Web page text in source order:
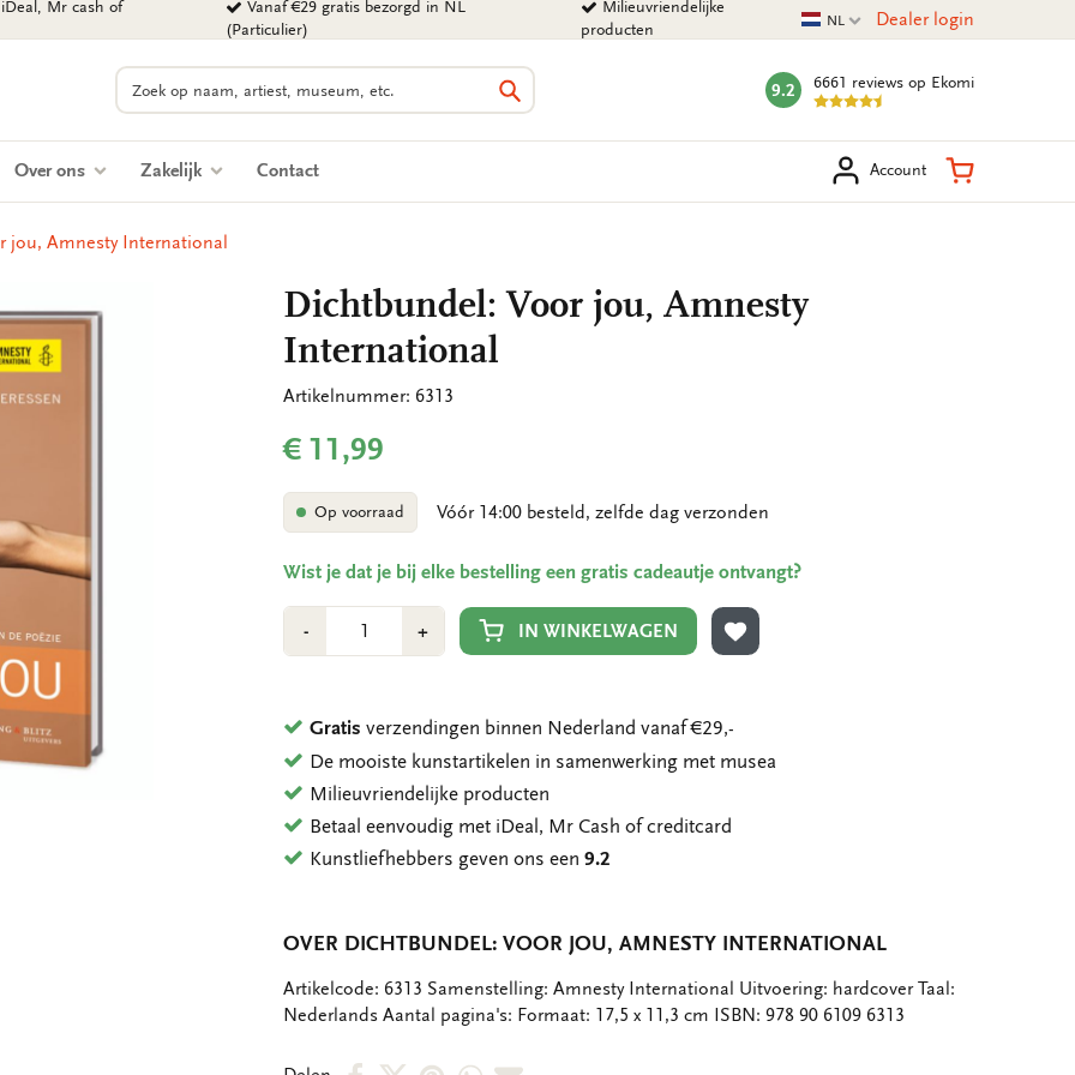
Mr cash of
Vanaf €29 gratis bezorgd in NL
(Particulier)
Milieuvriendelijke
producten
Huidige taal
NL Dealer login
Zoeken
Zoeken
mark:
9.2 6661 reviews op Ekomi
Over ons Zakelijk Contact Account Winkelmand
jou, Amnesty International
Dichtbundel: Voor jou, Amnesty
International
Artikelnummer: 6313
€ 11,99
Op voorraad Vóór 14:00 besteld, zelfde dag verzonden
Wist je dat je bij elke bestelling een gratis cadeautje ontvangt?
-Min
1
+Plus
1
IN WINKELWAGEN
TOEVOEGEN AAN VERLANGLIJST
Gratis verzendingen binnen Nederland vanaf €29,-
De mooiste kunstartikelen in samenwerking met musea
Milieuvriendelijke producten
Betaal eenvoudig met iDeal, Mr Cash of creditcard
Kunstliefhebbers geven ons een9.2
OVER DICHTBUNDEL: VOOR JOU, AMNESTY INTERNATIONAL
OMSCHRIJVING
Artikelcode: 6313 Samenstelling: Amnesty International Uitvoering: hardcover Taal:
Nederlands Aantal pagina's: Formaat: 17,5 x 11,3 cm ISBN: 978 90 6109 6313